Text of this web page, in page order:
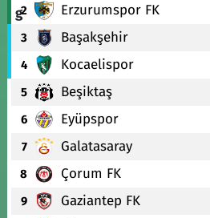
2 Erzurumspor FK
3 Başakşehir
4 Kocaelispor
5 Beşiktaş
6 Eyüpspor
7 Galatasaray
8 Çorum FK
9 Gaziantep FK